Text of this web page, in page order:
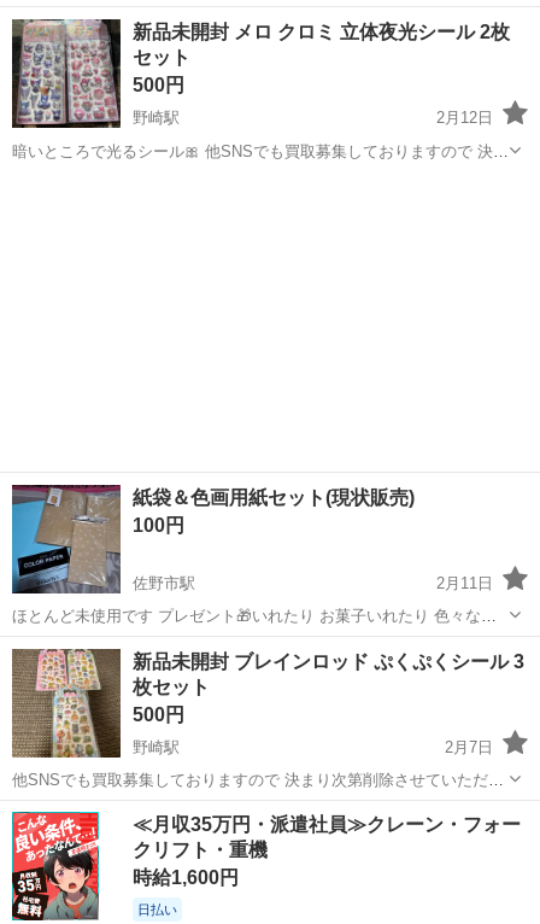
か使っていただければと思います ちなみにメルカリでは安くて1000円
で売られてます 縦 16cm 横 12.5cm 高さ 5.5cm
栃木 宇都宮市 ラッピング用品 空き缶
新品未開封 メロ クロミ 立体夜光シール 2枚
セット
500円
野崎駅
2月12日
暗いところで光るシール🎀 他SNSでも買取募集しておりますので 決ま
紙袋＆色画用紙セット(現状販売)
100円
佐野市駅
2月11日
ほとんど未使用です プレゼント🎁いれたり お菓子いれたり 色々な利
用できる紙袋になります 画用紙は子供が絵を書く✍️、文字を書く 使
えます ノークレームでの対応になります 返品。返金は不可❌です 状態
を見てから購入くださ...
栃木 佐野市 佐野市駅 ラッピング用品 画用紙
新品未開封 ブレインロッド ぷくぷくシール 3
枚セット
500円
野崎駅
2月7日
他SNSでも買取募集しておりますので 決まり次第削除させていただき
ます🙇🏻‍♀️՞ シール交換におすすめ✨ 他にもシールを出品しておりますの
で よろしければご覧ください😊 海外製品ですので神経質な方の購入は
御遠慮ください。
栃木 大田原市 野崎駅 ラッピング用品
≪月収35万円・派遣社員≫クレーン・フォー
クリフト・重機
時給1,600円
日払い